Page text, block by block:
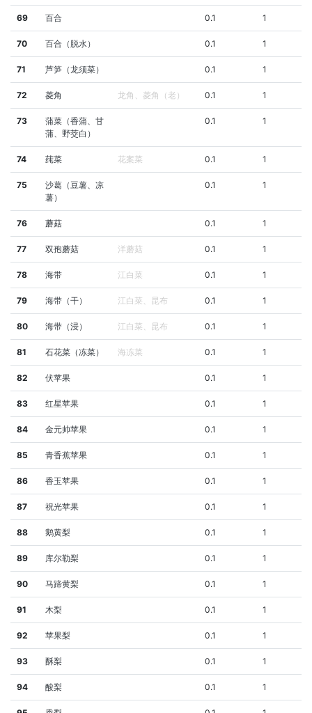
69 百合 0.1 1
70 百合（脱水） 0.1 1
71 芦笋（龙须菜） 0.1 1
72 菱角 龙角、菱角（老） 0.1 1
73
蒲菜（香蒲、甘
蒲、野茭白）
0.1 1
74 莼菜 花案菜 0.1 1
75
沙葛（豆薯、凉
薯）
0.1 1
76 蘑菇 0.1 1
77 双孢蘑菇 洋蘑菇 0.1 1
78 海带 江白菜 0.1 1
79 海带（干） 江白菜、昆布 0.1 1
80 海带（浸） 江白菜、昆布 0.1 1
81 石花菜（冻菜） 海冻菜 0.1 1
82 伏苹果 0.1 1
83 红星苹果 0.1 1
84 金元帅苹果 0.1 1
85 青香蕉苹果 0.1 1
86 香玉苹果 0.1 1
87 祝光苹果 0.1 1
88 鹅黄梨 0.1 1
89 库尔勒梨 0.1 1
90 马蹄黄梨 0.1 1
91 木梨 0.1 1
92 苹果梨 0.1 1
93 酥梨 0.1 1
94 酸梨 0.1 1